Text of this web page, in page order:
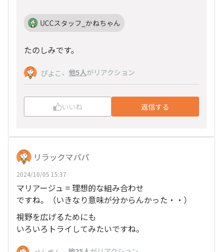
UCCスタッフ_かねちゃん
たのしみです。
ぴよこ 、 他5人がリアクション
いいね 返信する
リラックマパパ
2024/10/05 15:37
マリアージュ = 理想的な組み合わせ
ですね。（いきなり意味が分からんかった・・）
視野を広げるためにも
いろいろトライしてみたいですね。